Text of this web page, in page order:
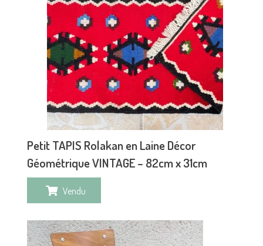
Petit TAPIS Rolakan en Laine Décor
Géométrique VINTAGE – 82cm x 31cm
Vendu